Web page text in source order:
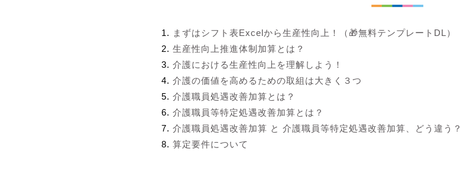
まずはシフト表Excelから生産性向上！（🎁無料テンプレートDL）
生産性向上推進体制加算とは？
介護における生産性向上を理解しよう！
介護の価値を高めるための取組は大きく３つ
介護職員処遇改善加算とは？
介護職員等特定処遇改善加算とは？
介護職員処遇改善加算 と 介護職員等特定処遇改善加算、どう違う？
算定要件について